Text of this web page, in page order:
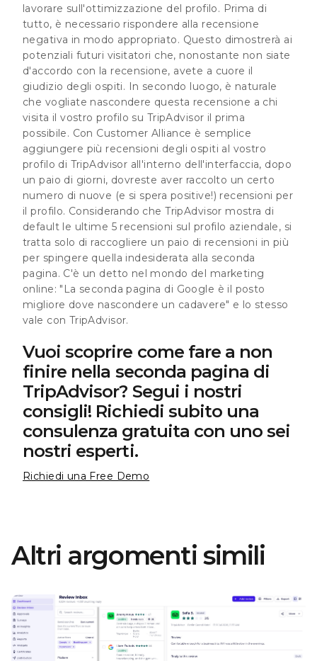
lavorare sull'ottimizzazione del profilo. Prima di
tutto, è necessario rispondere alla recensione
negativa in modo appropriato. Questo dimostrerà ai
potenziali futuri visitatori che, nonostante non siate
d'accordo con la recensione, avete a cuore il
giudizio degli ospiti. In secondo luogo, è naturale
che vogliate nascondere questa recensione a chi
visita il vostro profilo su TripAdvisor il prima
possibile. Con Customer Alliance è semplice
aggiungere più recensioni degli ospiti al vostro
profilo di TripAdvisor all'interno dell'interfaccia, dopo
un paio di giorni, dovreste aver raccolto un certo
numero di nuove (e si spera positive!) recensioni per
il profilo. Considerando che TripAdvisor mostra di
default le ultime 5 recensioni sul profilo aziendale, si
tratta solo di raccogliere un paio di recensioni in più
per spingere quella indesiderata alla seconda
pagina. C'è un detto nel mondo del marketing
online: "La seconda pagina di Google è il posto
migliore dove nascondere un cadavere" e lo stesso
vale con TripAdvisor.
Vuoi scoprire come fare a non
finire nella seconda pagina di
TripAdvisor? Segui i nostri
consigli! Richiedi subito una
consulenza gratuita con uno sei
nostri esperti.
Richiedi una Free Demo
Altri argomenti simili